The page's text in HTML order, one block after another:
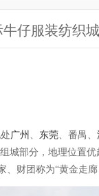
仔服装纺织城
广州 、 东莞、番禺、
部分，地理位置优
财团称为“黄金走廊